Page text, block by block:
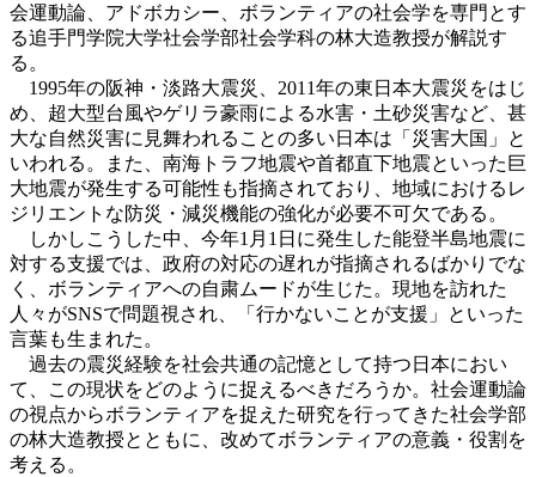
会運動論、アドボカシー、ボランティアの社会学を専門とす
る追手門学院大学社会学部社会学科の林大造教授が解説す
る。
1995年の阪神・淡路大震災、2011年の東日本大震災をはじ
め、超大型台風やゲリラ豪雨による水害・土砂災害など、甚
大な自然災害に見舞われることの多い日本は「災害大国」と
いわれる。また、南海トラフ地震や首都直下地震といった巨
大地震が発生する可能性も指摘されており、地域におけるレ
ジリエントな防災・減災機能の強化が必要不可欠である。
しかしこうした中、今年1月1日に発生した能登半島地震に
対する支援では、政府の対応の遅れが指摘されるばかりでな
く、ボランティアへの自粛ムードが生じた。現地を訪れた
人々がSNSで問題視され、「行かないことが支援」といった
言葉も生まれた。
過去の震災経験を社会共通の記憶として持つ日本におい
て、この現状をどのように捉えるべきだろうか。社会運動論
の視点からボランティアを捉えた研究を行ってきた社会学部
の林大造教授とともに、改めてボランティアの意義・役割を
考える。